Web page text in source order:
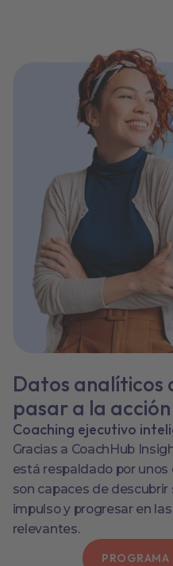
Datos analíticos
pasar a la acción
Coaching ejecutivo
Gracias a CoachHub
está respaldado por
son capaces de
impulso y progresar en
relevantes.
PROGRAMA